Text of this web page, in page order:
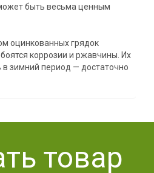
быть весьма ценным
оцинкованных грядок
коррозии и ржавчины. Их
зимний период — достаточно
товар